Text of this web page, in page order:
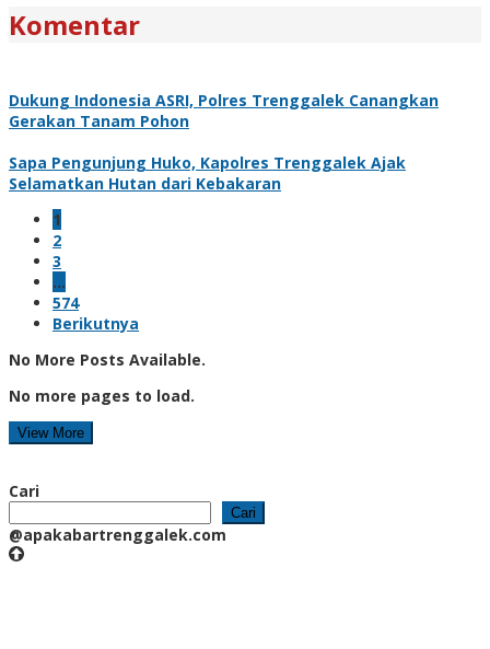
Komentar
Dukung Indonesia ASRI, Polres Trenggalek Canangkan
Gerakan Tanam Pohon
Sapa Pengunjung Huko, Kapolres Trenggalek Ajak
Selamatkan Hutan dari Kebakaran
1
2
3
…
574
Berikutnya
No More Posts Available.
No more pages to load.
View More
Cari
Cari
@apakabartrenggalek.com